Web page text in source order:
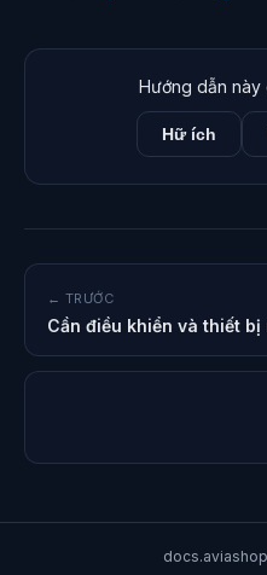
Hướng dẫn
Hữ ích
← TRƯỚC
Cần điều khiển và thiết bị